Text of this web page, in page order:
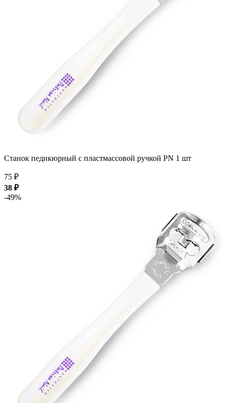
Станок педикюрный с пластмассовой ручкой PN 1 шт
75 ₽
38 ₽
-49%